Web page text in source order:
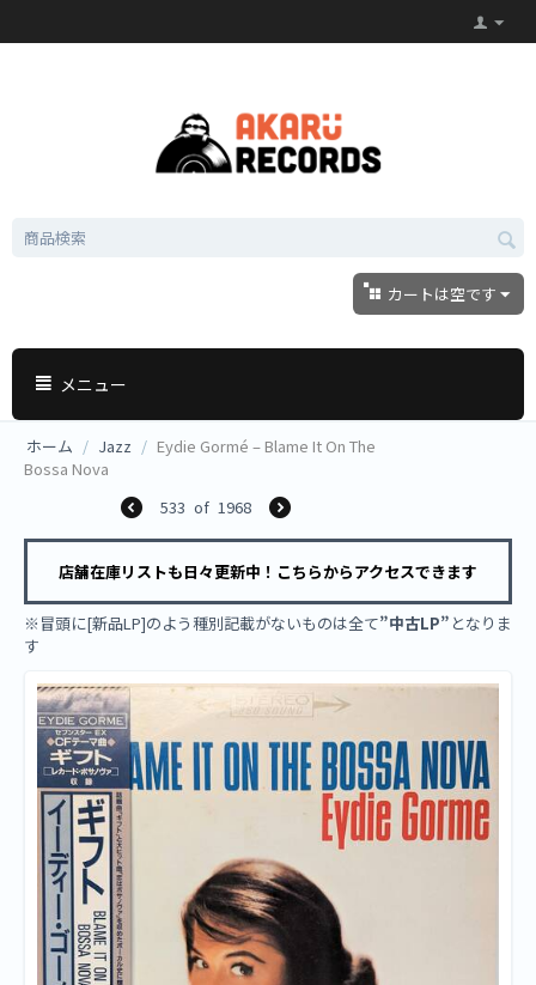
カートは空です
メニュー
ホーム / Jazz / Eydie Gormé – Blame It On The
Bossa Nova
533 of 1968
店舗在庫リストも日々更新中！こちらからアクセスできます
※冒頭に[新品LP]のよう種別記載がないものは全て”中古LP” となりま
す